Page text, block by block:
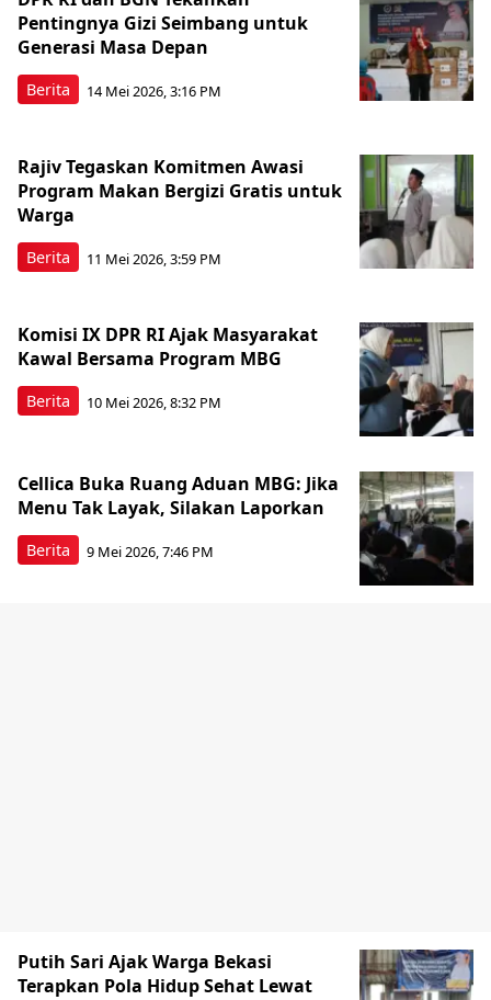
Berita
Pentingnya Gizi Seimbang untuk
Generasi Masa Depan
14 Mei 2026, 3:16 PM
Berita
Rajiv Tegaskan Komitmen Awasi
Program Makan Bergizi Gratis untuk
Warga
11 Mei 2026, 3:59 PM
Berita
Komisi IX DPR RI Ajak Masyarakat
Kawal Bersama Program MBG
10 Mei 2026, 8:32 PM
Berita
Cellica Buka Ruang Aduan MBG: Jika
Menu Tak Layak, Silakan Laporkan
9 Mei 2026, 7:46 PM
Putih Sari Ajak Warga Bekasi
Terapkan Pola Hidup Sehat Lewat